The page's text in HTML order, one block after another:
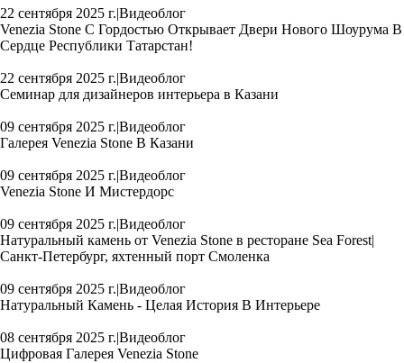
22 сентября 2025 г.|Видеоблог
Venezia Stone С Гордостью Открывает Двери Нового Шоурума В
Сердце Республики Татарстан!
22 сентября 2025 г.|Видеоблог
Семинар для дизайнеров интерьера в Казани
09 сентября 2025 г.|Видеоблог
Галерея Venezia Stone В Казани
09 сентября 2025 г.|Видеоблог
Venezia Stone И Мистердорс
09 сентября 2025 г.|Видеоблог
Натуральный камень от Venezia Stone в ресторане Sea Forest|
Санкт-Петербург, яхтенный порт Смоленка
09 сентября 2025 г.|Видеоблог
Натуральный Камень - Целая История В Интерьере
08 сентября 2025 г.|Видеоблог
Цифровая Галерея Venezia Stone